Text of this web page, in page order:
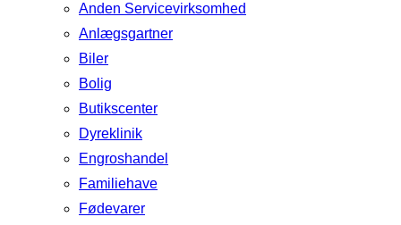
Anden Servicevirksomhed
Anlægsgartner
Biler
Bolig
Butikscenter
Dyreklinik
Engroshandel
Familiehave
Fødevarer